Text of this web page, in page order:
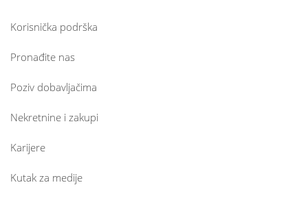
Korisnička podrška
Pronađite nas
Poziv dobavljačima
Nekretnine i zakupi
Karijere
Kutak za medije